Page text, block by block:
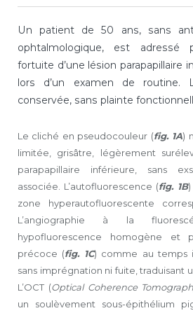
Un patient de 50 ans, sans
ophtalmologique, est adressé
fortuite d’une lésion parapapillaire
lors d’un examen de routine.
conservée, sans plainte
Le cliché en pseudocouleur (fig. 1A)
limitée, grisâtre, légèrement
parapapillaire inférieure, sans
associée. L’autofluorescence (fig. 1B
zone hyper­autofluorescente
L’angiographie à la
hypofluorescence homogène et
précoce (fig. 1C) comme au temps
sans imprégnation ni fuite, traduisant
L’OCT (Optical Coherence
un soulèvement sous-épithélium